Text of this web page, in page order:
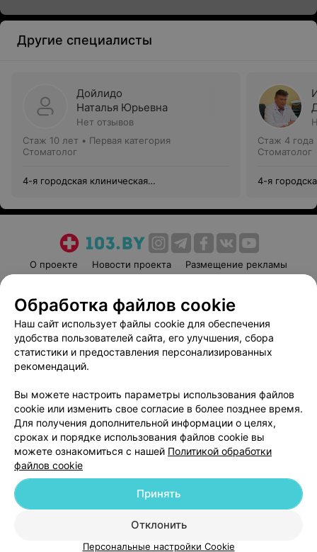
Другие специалисты
Дойлидо
Наталья Юрьевна
Нет отзывов
Стаж 10 лет • Первая категория
Стоматолог
4-я городская клиническая
Стаж 4 года
Стоматолог
4-я
О проекте Новости проекта
Размещение рекламы
Пользовательское соглашение
Способы оплаты
Вакансии
Партнеры
Написать руководителю 103.by
Обработка персональных данных
© 2026 ООО «Артокс Лаб», УНП 191700409
| 220012, Республика Беларусь,
Служба поддержки +375 291212755
Обработка файлов cookie
Наш сайт использует файлы cookie для обеспечения
удобства пользователей сайта, его улучшения, сбора
статистики и предоставления персонализированных
рекомендаций.
Вы можете настроить параметры использования файлов
cookie или изменить свое согласие в более позднее время.
Для получения дополнительной информации о целях,
сроках и порядке использования файлов cookie вы
можете ознакомиться с нашей Политикой обработки
файлов cookie
Отклонить
Принять
Персональные настройки Cookie